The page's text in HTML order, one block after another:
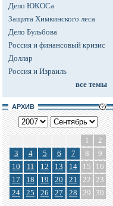
Дело ЮКОСа
Защита Химкинского леса
Дело Бульбова
Россия и финансовый кризис
Доллар
Россия и Израиль
все темы
АРХИВ
1
2
3
4 5 6 7 8
9
10
11 12 13 14 15
16
17
18 19 20 21 22 23
24
25 26 27 28 29 30